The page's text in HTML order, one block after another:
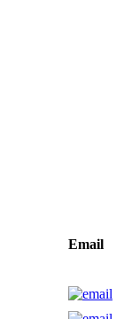
Email